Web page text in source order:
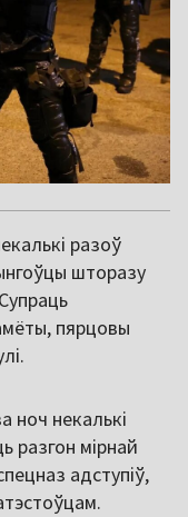
разоў
шторазу
пярцовы
ноч некалькі
разгон мірнай
адступіў,